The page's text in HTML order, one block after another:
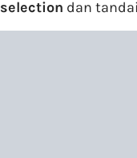
selection dan